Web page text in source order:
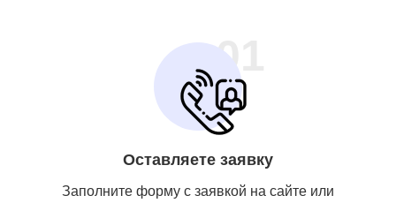
01
Оставляете заявку
Заполните форму с заявкой на сайте или